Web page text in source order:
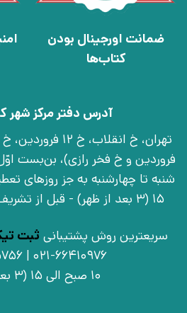
ضمانت اورجینال بودن
کتاب‌ها
آدرس دفتر مرکز شهر
15 (3 بعد از ظهر) - قبل از تشریف آوردن تماس بگیرید
سریعترین روش پشتیبانی ثبت
021-66410976 | 09030925756
10 صبح الی 15 (3 بعد از ظهر)